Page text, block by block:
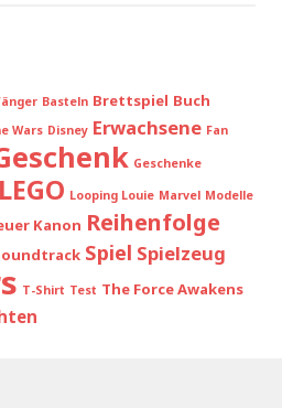
Basteln Brettspiel Buch
Wars Disney Erwachsene Fan
Geschenke
LEGO Looping Louie Marvel Modelle
Kanon Reihenfolge
Spiel Spielzeug
T-Shirt Test The Force Awakens